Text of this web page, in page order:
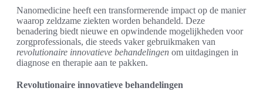
Nanomedicine heeft een transformerende impact op de manier
waarop zeldzame ziekten worden behandeld. Deze
benadering biedt nieuwe en opwindende mogelijkheden voor
zorgprofessionals, die steeds vaker gebruikmaken van
revolutionaire innovatieve behandelingen om uitdagingen in
diagnose en therapie aan te pakken.
Revolutionaire innovatieve behandelingen